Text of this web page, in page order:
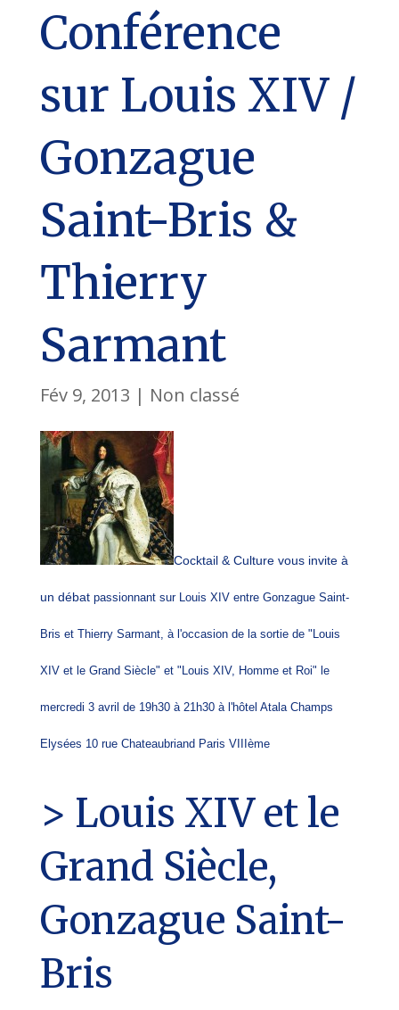
Conférence
sur Louis XIV /
Gonzague
Saint-Bris &
Thierry
Sarmant
Fév 9, 2013 | Non classé
Cocktail & Culture vous invite à
un débatpassionnant sur Louis XIV entre Gonzague Saint-
Bris et Thierry Sarmant, à l'occasion de la sortie de "Louis
XIV et le Grand Siècle" et "Louis XIV, Homme et Roi" le
mercredi 3 avril de 19h30 à 21h30 à l'hôtel Atala Champs
Elysées 10 rue Chateaubriand Paris VIIIème
> Louis XIV et le
Grand Siècle,
Gonzague Saint-
Bris